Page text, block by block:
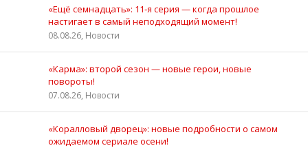
«Ещё семнадцать»: 11‑я серия — когда прошлое
настигает в самый неподходящий момент!
08.08.26, Новости
«Карма»: второй сезон — новые герои, новые
повороты!
07.08.26, Новости
«Коралловый дворец»: новые подробности о самом
ожидаемом сериале осени!